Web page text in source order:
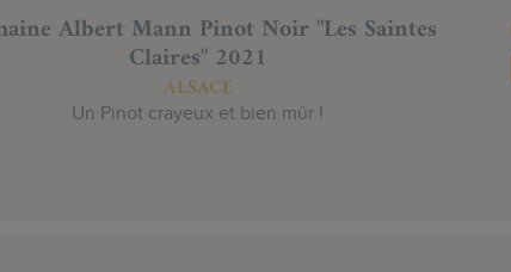
Albert Mann Pinot Noir "Les Saintes
Claires" 2021
ALSACE
Un Pinot crayeux et bien mûr !